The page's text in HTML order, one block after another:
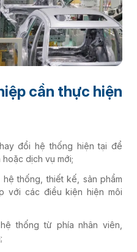
cần thực hiện
đổi hệ thống hiện tại để
dịch vụ mới;
thống, thiết kế, sản phẩm
với các điều kiện hiện môi
thống từ phía nhân viên,